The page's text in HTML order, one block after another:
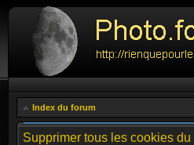
Index du forum
Supprimer tous les cookies du